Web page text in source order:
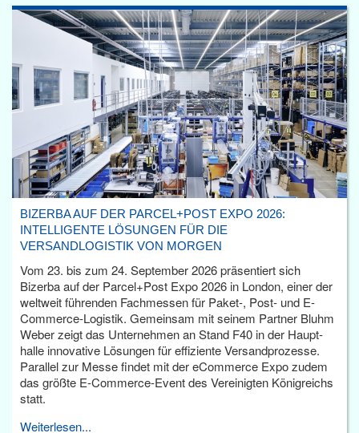
BIZERBA AUF DER PARCEL+POST EXPO 2026:
INTELLIGENTE LÖSUNGEN FÜR DIE
VERSANDLOGISTIK VON MORGEN
Vom 23. bis zum 24. September 2026 präsentiert sich
Bizerba auf der Parcel+Post Expo 2026 in London, einer der
weltweit führenden Fachmessen für Paket-, Post- und E-
Commerce-Logistik. Gemeinsam mit seinem Partner Bluhm
Weber zeigt das Unternehmen an Stand F40 in der Haupt­
halle innovative Lösungen für effiziente Versandprozesse.
Parallel zur Messe findet mit der eCommerce Expo zudem
das größte E-Commerce-Event des Vereinigten Königreichs
statt.
Weiterlesen...